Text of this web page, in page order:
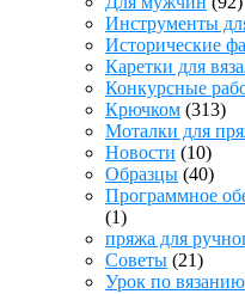
Инструменты
Исторические
Каретки для
Конкурсные
Крючком (313)
Моталки для
Новости (10)
Образцы (40)
Программное
(1)
пряжа для
Советы (21)
Урок по вязанию